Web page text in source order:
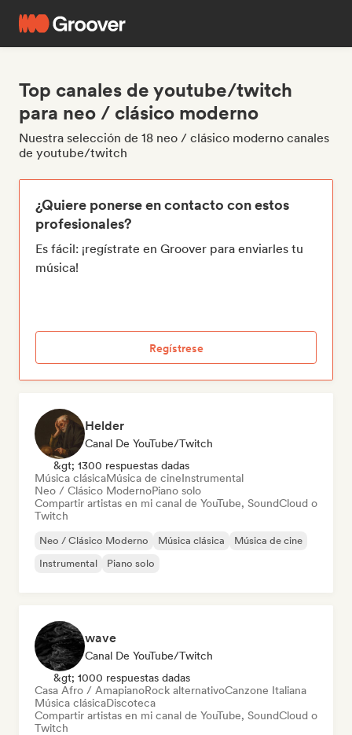
Top canales de youtube/twitch
para neo / clásico moderno
Nuestra selección de 18 neo / clásico moderno canales
de youtube/twitch
¿Quiere ponerse en contacto con estos
profesionales?
Es fácil: ¡regístrate en Groover para enviarles tu
música!
Regístrese
Helder
Canal De YouTube/Twitch
&gt; 1300 respuestas dadas
Música clásicaMúsica de cineInstrumental
Neo / Clásico ModernoPiano solo
Compartir artistas en mi canal de YouTube, SoundCloud o
Twitch
Neo / Clásico Moderno Música clásica
Música de cine
Instrumental
Piano solo
wave
Canal De YouTube/Twitch
&gt; 1000 respuestas dadas
Casa Afro / AmapianoRock alternativoCanzone Italiana
Música clásicaDiscoteca
Compartir artistas en mi canal de YouTube, SoundCloud o
Twitch